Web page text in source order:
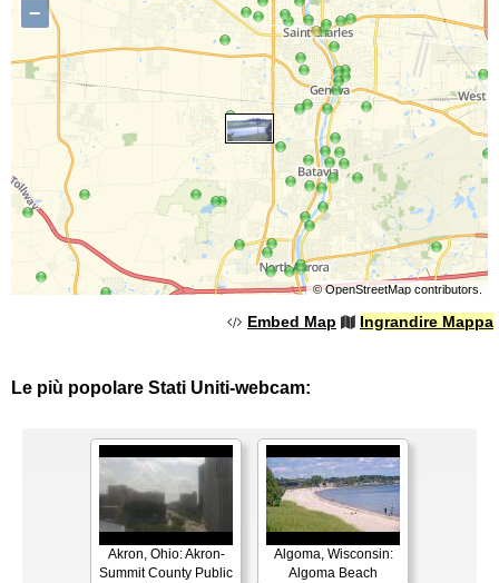
−
©OpenStreetMapcontributors.
Embed Map Ingrandire Mappa
Le più popolare Stati Uniti-webcam:
Akron, Ohio: Akron-
Summit County Public
Algoma, Wisconsin:
Algoma Beach